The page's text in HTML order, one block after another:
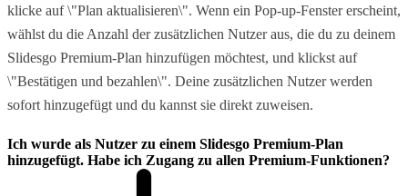
klicke auf \"Plan aktualisieren\". Wenn ein Pop-up-Fenster erscheint,
wählst du die Anzahl der zusätzlichen Nutzer aus, die du zu deinem
Slidesgo Premium-Plan hinzufügen möchtest, und klickst auf
\"Bestätigen und bezahlen\". Deine zusätzlichen Nutzer werden
sofort hinzugefügt und du kannst sie direkt zuweisen.
Ich wurde als Nutzer zu einem Slidesgo Premium-Plan
hinzugefügt. Habe ich Zugang zu allen Premium-Funktionen?